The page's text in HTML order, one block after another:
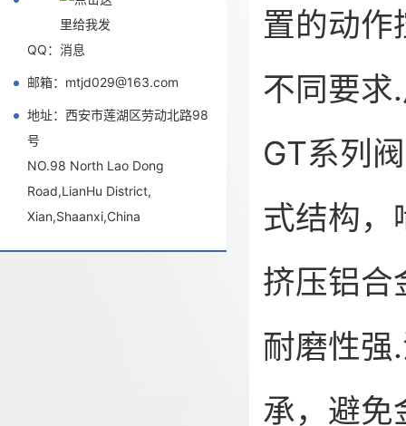
QQ：
邮箱：mtjd029@163.com
地址：西安市莲湖区劳动北路98
号
NO.98 North Lao Dong
Road,LianHu District,
Xian,Shaanxi,China
置的动作
不同要求
GT系列
式结构，
挤压铝合
耐磨性强
承，避免